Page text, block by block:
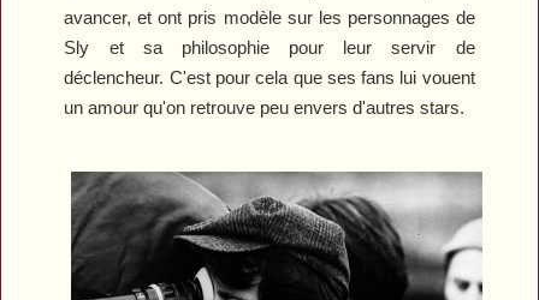
avancer, et ont pris modèle sur les personnages de
Sly et sa philosophie pour leur servir de
déclencheur. C'est pour cela que ses fans lui vouent
un amour qu'on retrouve peu envers d'autres stars.